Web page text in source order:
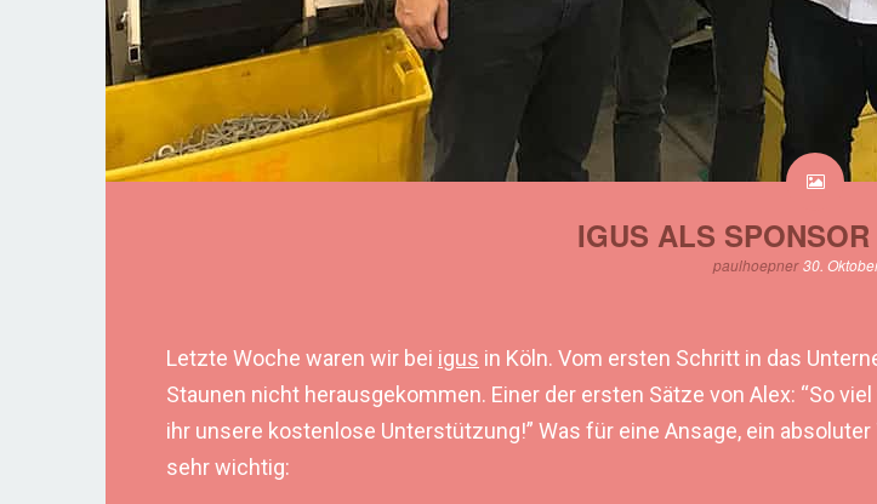
IGUS ALS
paulhoepner 30.
Letzte Woche waren wir bei igus in Köln. Vom ersten Schritt in das
Staunen nicht herausgekommen. Einer der ersten Sätze von Alex: “So
ihr unsere kostenlose Unterstützung!” Was für eine Ansage, ein
sehr wichtig: